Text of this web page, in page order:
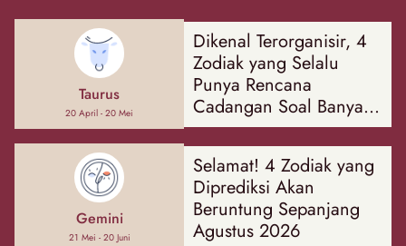
Taurus
20 April - 20 Mei
Dikenal Terorganisir, 4
Zodiak yang Selalu
Punya Rencana
Cadangan Soal Banyak
Hal
Gemini
21 Mei - 20 Juni
Selamat! 4 Zodiak yang
Diprediksi Akan
Beruntung Sepanjang
Agustus 2026